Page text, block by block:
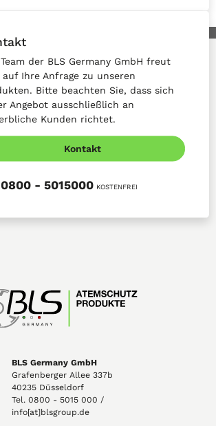
der BLS Germany GmbH freut
auf Ihre Anfrage zu unseren
Bitte beachten Sie, dass sich
Angebot ausschließlich an
Kunden richtet.
Kontakt
0800 - 5015000 KOSTENFREI
BLS Germany GmbH
Grafenberger Allee 337b
40235 Düsseldorf
Tel. 0800 - 5015 000 /
info[at]blsgroup.de